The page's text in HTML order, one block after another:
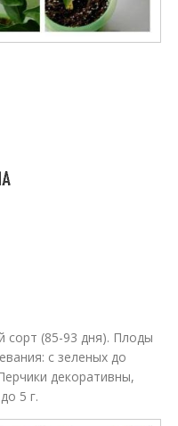
сорт (85-93 дня). Плоды
с зеленых до
декоративны,
5 г.